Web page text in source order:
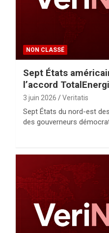
NON CLASSÉ
Sept États
l’accord
3 juin 2026 Veritatis
Sept États du nord-est
des gouverneurs